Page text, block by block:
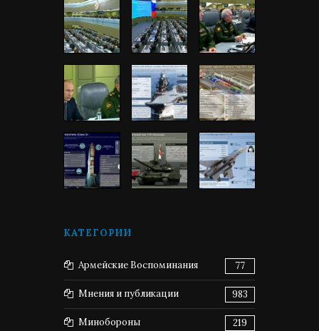
КАТЕГОРИИ
Армейские Воспоминания 77
Мнения и публикации 983
Минобороны 219